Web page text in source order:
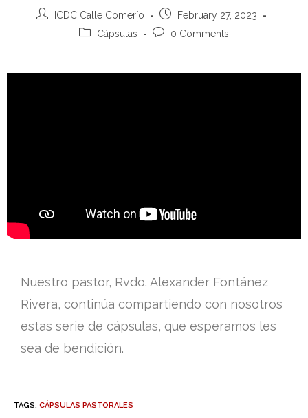
ICDC Calle Comerío
February 27, 2023
Cápsulas
0 Comments
Nuestro pastor, Rvdo. Alexander Fontánez
Rivera, continúa compartiendo con nosotros
estas serie de cápsulas, que esperamos les
sea de bendición.
TAGS: CÁPSULAS PASTORALES